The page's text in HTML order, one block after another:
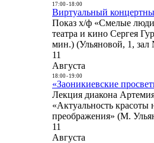
17:00- 18:00
Виртуальный
Показ х/ф «Смелые
театра и кино Сергея
мин.) (Ульяновой, 1,
11
Августа
18:00- 19:00
«Заоникиевские
Лекция диакона
«Актуальность красоты
преображения» (М.
11
Августа